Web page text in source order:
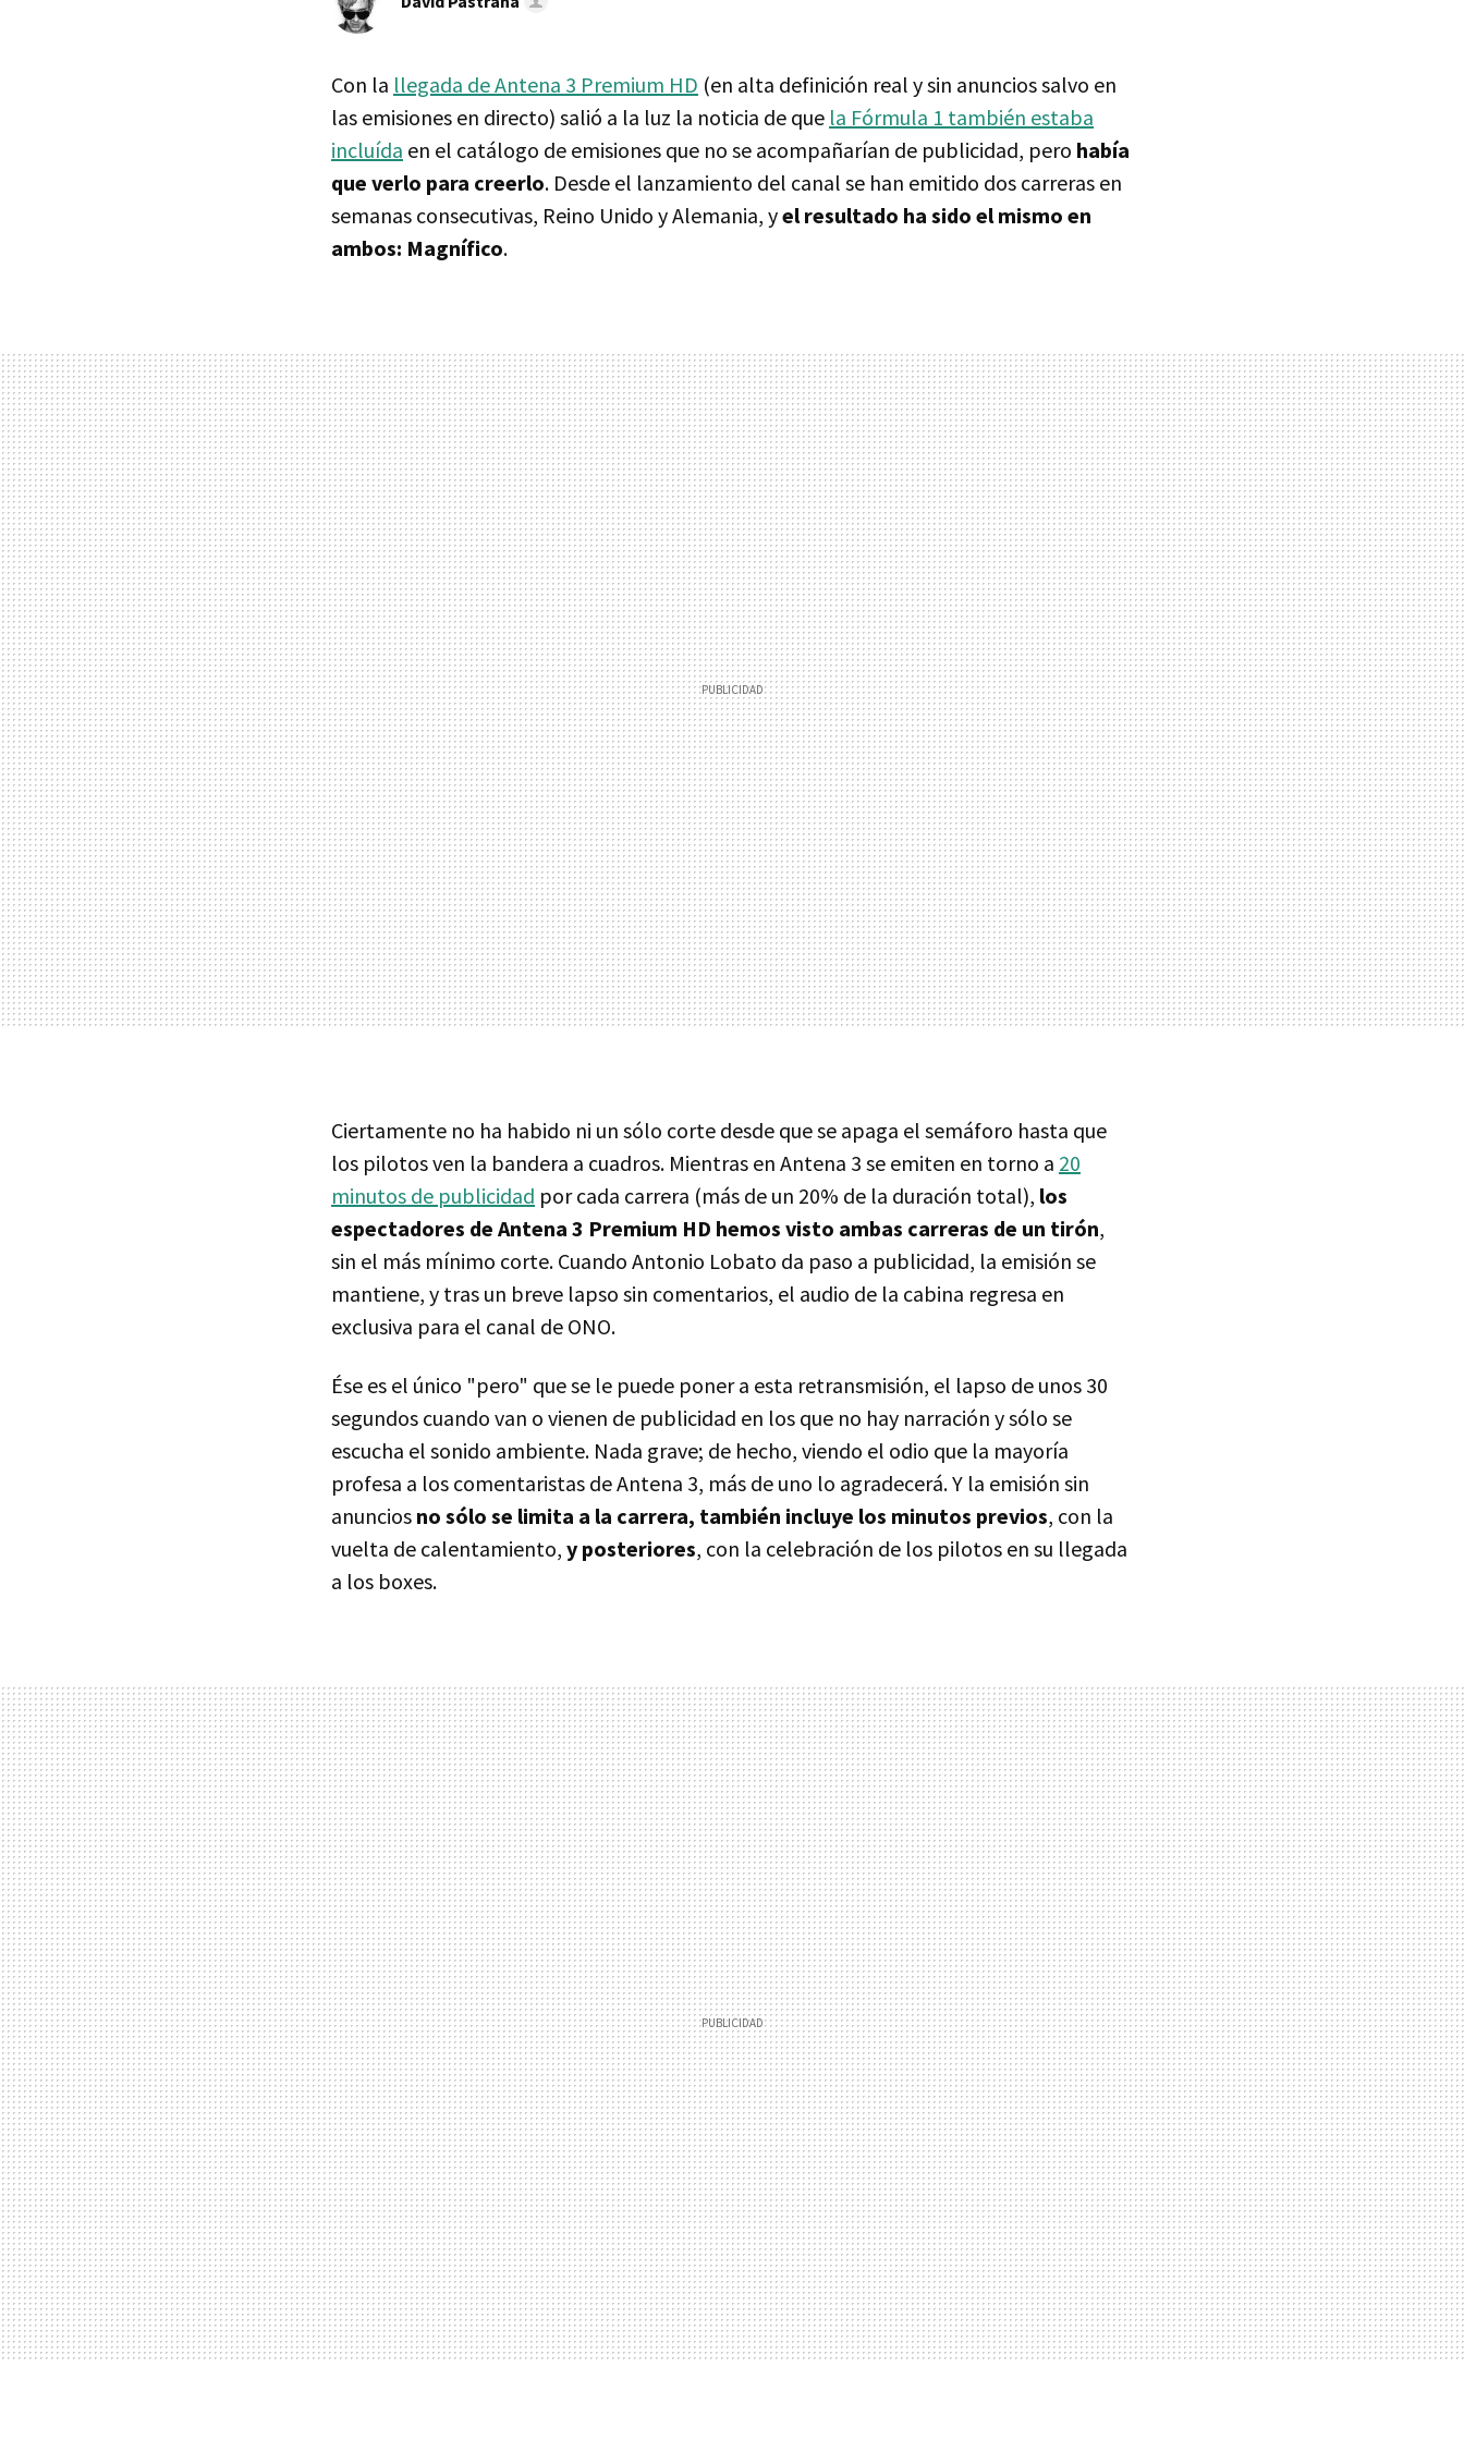
Con la llegada de Antena 3 Premium HD (en alta definición real y sin anuncios salvo en
las emisiones en directo) salió a la luz la noticia de que la Fórmula 1 también estaba
incluída en el catálogo de emisiones que no se acompañarían de publicidad, pero había
que verlo para creerlo. Desde el lanzamiento del canal se han emitido dos carreras en
semanas consecutivas, Reino Unido y Alemania, yel resultado ha sido el mismo en
ambos: Magnífico.
Ciertamente no ha habido ni un sólo corte desde que se apaga el semáforo hasta que
los pilotos ven la bandera a cuadros. Mientras en Antena 3 se emiten en torno a 20
minutos de publicidad por cada carrera (más de un 20% de la duración total), los
espectadores de Antena 3 Premium HD hemos visto ambas carreras de un tirón,
sin el más mínimo corte. Cuando Antonio Lobato da paso a publicidad, la emisión se
mantiene, y tras un breve lapso sin comentarios, el audio de la cabina regresa en
exclusiva para el canal de ONO.
Ése es el único "pero" que se le puede poner a esta retransmisión, el lapso de unos 30
segundos cuando van o vienen de publicidad en los que no hay narración y sólo se
escucha el sonido ambiente. Nada grave; de hecho, viendo el odio que la mayoría
profesa a los comentaristas de Antena 3, más de uno lo agradecerá. Y la emisión sin
anuncios no sólo se limita a la carrera, también incluye los minutos previos, con la
vuelta de calentamiento, y posteriores, con la celebración de los pilotos en su llegada
a los boxes.